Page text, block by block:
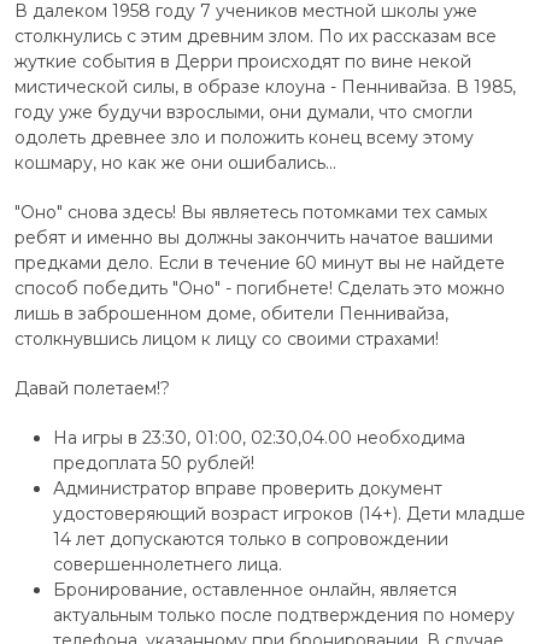
В далеком 1958 году 7 учеников местной школы уже
столкнулись с этим древним злом. По их рассказам все
жуткие события в Дерри происходят по вине некой
мистической силы, в образе клоуна - Пеннивайза. В 1985,
году уже будучи взрослыми, они думали, что смогли
одолеть древнее зло и положить конец всему этому
кошмару, но как же они ошибались...
"Оно" снова здесь! Вы являетесь потомками тех самых
ребят и именно вы должны закончить начатое вашими
предками дело. Если в течение 60 минут вы не найдете
способ победить "Оно" - погибнете! Сделать это можно
лишь в заброшенном доме, обители Пеннивайза,
столкнувшись лицом к лицу со своими страхами!
Давай полетаем!?
На игры в 23:30, 01:00, 02:30,04.00 необходима
предоплата 50 рублей!
Администратор вправе проверить документ
удостоверяющий возраст игроков (14+). Дети младше
14 лет допускаются только в сопровождении
совершеннолетнего лица.
Бронирование, оставленное онлайн, является
актуальным только после подтверждения по номеру